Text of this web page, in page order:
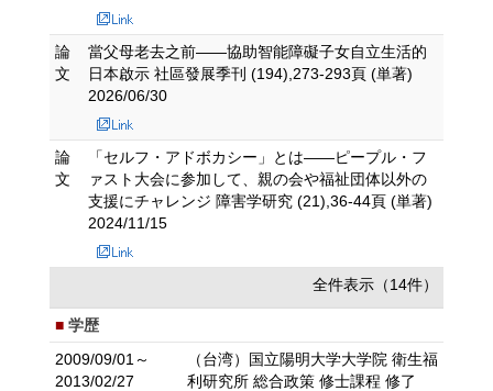
論
文
當父母老去之前——協助智能障礙子女自立生活的
日本啟示 社區發展季刊 (194),273-293頁 (単著)
2026/06/30
論
文
「セルフ・アドボカシー」とは――ピープル・フ
ァスト大会に参加して、親の会や福祉団体以外の
支援にチャレンジ 障害学研究 (21),36-44頁 (単著)
2024/11/15
全件表示（14件）
学歴
2009/09/01～
2013/02/27
（台湾）国立陽明大学大学院 衛生福
利研究所 総合政策 修士課程 修了